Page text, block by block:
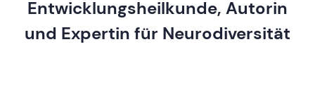
Entwicklungsheilkunde, Autorin
und Expertin für Neurodiversität